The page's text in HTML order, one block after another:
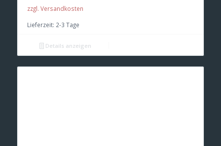
zzgl. Versandkosten
Lieferzeit: 2-3 Tage
Details anzeigen